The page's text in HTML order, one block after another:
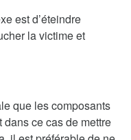
est d’éteindre
la victime et
que les composants
dans ce cas de mettre